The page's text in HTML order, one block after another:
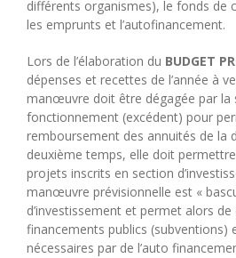
différents organismes), le fonds de
les emprunts et l’autofinancement.
Lors de l’élaboration du BUDGET
dépenses et recettes de l’année à
manœuvre doit être dégagée par la
fonctionnement (excédent) pour
remboursement des annuités de la
deuxième temps, elle doit
projets inscrits en section
manœuvre prévisionnelle est «
d’investissement et permet alors
financements publics (subventions)
nécessaires par de l’auto